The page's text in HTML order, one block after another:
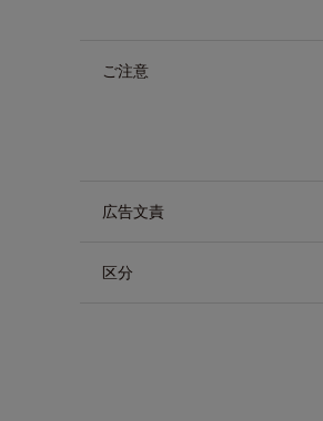
ご注意
広告文責
区分